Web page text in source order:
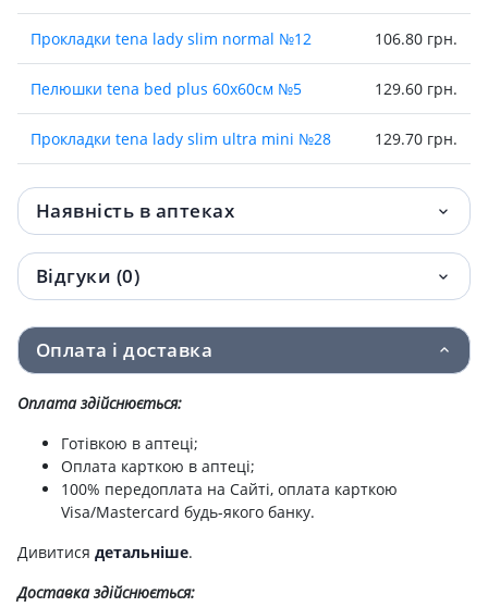
Прокладки tena lady slim normal №12 106.80 грн.
Пелюшки tena bed plus 60х60см №5 129.60 грн.
Прокладки tena lady slim ultra mini №28 129.70 грн.
Прокладки tena lady normal night №10 129.90 грн.
Прокладки tena lady maxi night №6 129.90 грн.
Прокл tena lady slim extra plus №8
Прокл tena lady slim extra №10
№24
Прокладки tena men active fit level1 №12
Прокл tena lady slim normal уролог №24
Прокладки tena ladу slim рants normal l
№7
Наявність в аптеках
Відгуки (0)
Оплата і доставка
Оплата здійснюється:
Готівкою в аптеці;
Оплата карткою в аптеці;
100% передоплата на Сайті, оплата карткою
Visa/Mastercard будь-якого банку.
Дивитися детальніше.
Доставка здійснюється: